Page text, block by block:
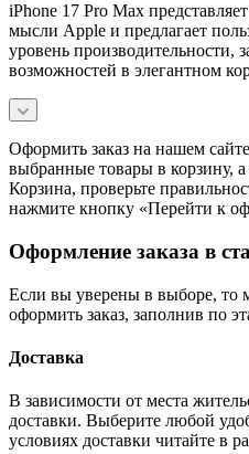
iPhone 17 Pro Max
мысли Apple и предлагает
уровень производительности,
возможностей в элегантном
Оформить заказ на нашем
выбранные товары в корзину,
Корзина, проверьте
нажмите кнопку «Перейти к
Оформление заказа в
Если вы уверены в выборе, то
оформить заказ, заполнив по
Доставка
В зависимости от места
доставки. Выберите любой
условиях доставки читайте в